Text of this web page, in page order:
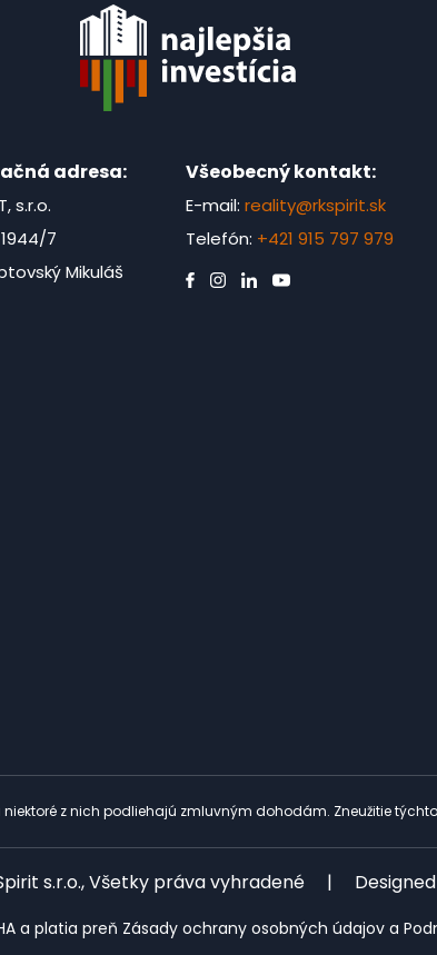
adresa:
s.r.o.
7
Mikuláš
Všeobecný kontakt:
E-mail: reality@rkspirit.sk
Telefón: +421 915 797 979
z nich podliehajú zmluvným dohodám. Zneužitie
s.r.o., Všetky práva vyhradené |
a platia preň Zásady ochrany osobných údajova